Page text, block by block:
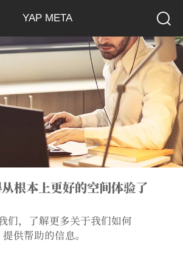
YAP META
根本上更好的空间体验了
们，了解更多关于我们如何
提供帮助的信息。